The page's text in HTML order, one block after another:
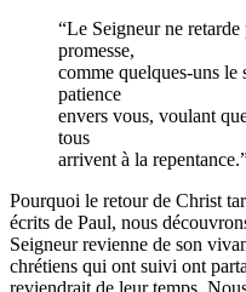
“Le Seigneur ne retarde
promesse,
comme quelques-uns le
patience
envers vous, voulant
tous
arrivent à la
Pourquoi le retour de Christ
écrits de Paul, nous
Seigneur revienne de son
chrétiens qui ont suivi ont